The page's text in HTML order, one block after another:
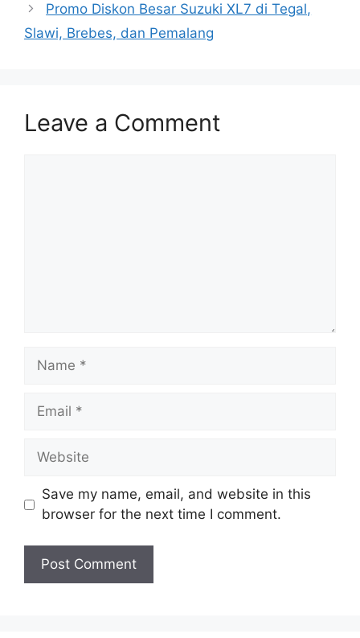
Promo Diskon Besar Suzuki XL7 di Tegal,
Slawi, Brebes, dan Pemalang
Leave a Comment
Save my name, email, and website in this
browser for the next time I comment.